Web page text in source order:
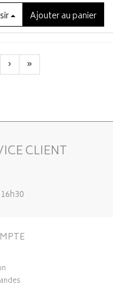
Ajouterau panier
› »
CLIENT